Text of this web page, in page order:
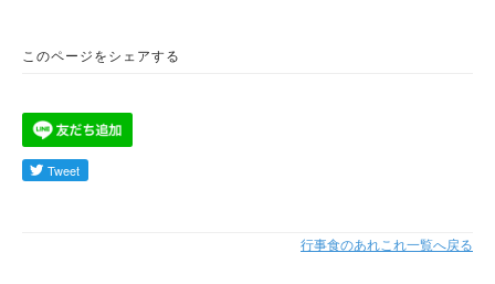
このページをシェアする
行事食のあれこれ一覧へ戻る